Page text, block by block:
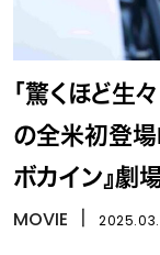
「驚くほど生
の全米初登場
ボカイン』劇
MOVIE